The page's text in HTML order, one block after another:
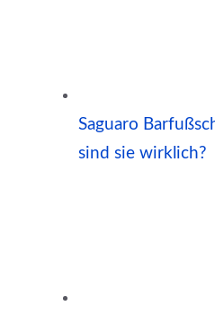
Saguaro
sind sie wirklich?